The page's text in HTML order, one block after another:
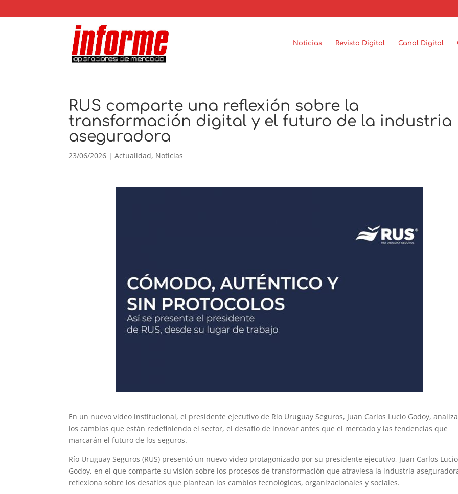
Noticias Revista Digital Canal Digital
RUS comparte una reflexión sobre la
transformación digital y el futuro de la industria
aseguradora
23/06/2026 |Actualidad, Noticias
En un nuevo video institucional, el presidente ejecutivo de Río Uruguay Seguros, Juan Carlos Lucio Godoy, analiza
los cambios que están redefiniendo el sector, el desafío de innovar antes que el mercado y las tendencias que
marcarán el futuro de los seguros.
Río Uruguay Seguros (RUS) presentó un nuevo video protagonizado por su presidente ejecutivo, Juan Carlos Lucio
Godoy, en el que comparte su visión sobre los procesos de transformación que atraviesa la industria
reflexiona sobre los desafíos que plantean los cambios tecnológicos, organizacionales y sociales.